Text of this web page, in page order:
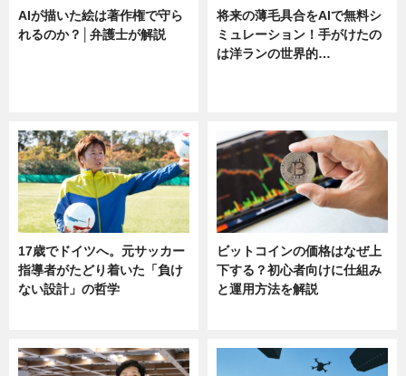
AIが描いた絵は著作権で守ら
れるのか？│弁護士が解説
将来の薄毛具合をAIで無料シ
ミュレーション！手がけたの
は洋ランの世界的…
17歳でドイツへ。元サッカー
指導者がたどり着いた「負け
ない設計」の哲学
ビットコインの価格はなぜ上
下する？初心者向けに仕組み
と運用方法を解説